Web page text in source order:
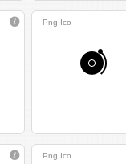
Png Ico
Png Ico